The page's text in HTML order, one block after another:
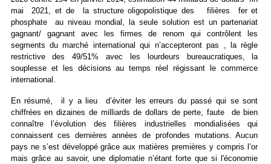
mai 2021, et de la structure oligopolistique des filières fer et
phosphate au niveau mondial, la seule solution est un partenariat
gagnant/ gagnant avec les firmes de renom qui contrôlent les
segments du marché international qui n’accepteront pas , la règle
restrictive des 49/51% avec les lourdeurs bureaucratiques, la
souplesse et les décisions au temps réel régissant le commerce
international.
En résumé, il y a lieu d’éviter les erreurs du passé qui se sont
chiffrées en dizaines de milliards de dollars de perte, faute de bien
connaître l’évolution des filières industrielles mondialisées qui
connaissent ces dernières années de profondes mutations. Aucun
pays ne s’est développé grâce aux matières premières y compris l’or
mais grâce au savoir, une diplomatie n’étant forte que si l'économie